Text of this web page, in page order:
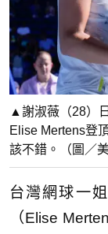
▲謝淑薇（28）
Elise Mertens登
該不錯。（圖／
台灣網球一
（Elise